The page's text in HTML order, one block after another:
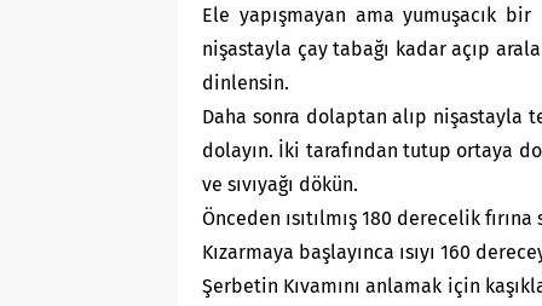
Ele yapışmayan ama yumuşacık
nişastayla çay tabağı kadar açıp
dinlensin.
Daha sonra dolaptan alıp nişastayla
dolayın. İki tarafından tutup ortaya
ve sıvıyağı dökün.
Önceden ısıtılmış 180 derecelik fırına
Kızarmaya başlayınca ısıyı 160
Şerbetin Kıvamını anlamak için